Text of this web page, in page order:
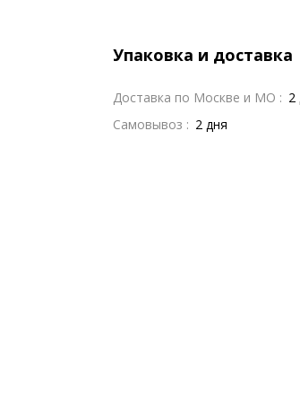
Упаковка и доставка
Доставка по Москве и МО : 2
Самовывоз : 2 дня